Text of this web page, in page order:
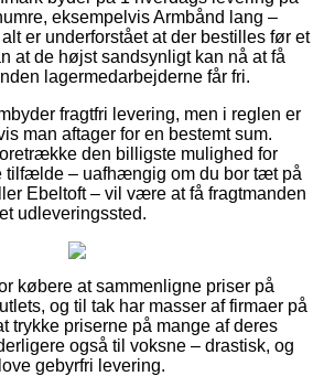
eksempelvis Armbånd lang –
er underforstået at der bestilles før et
at de højst sandsynligt kan nå at få
lagermedarbejderne får fri.
fragtfri levering, men i reglen er
man aftager for en bestemt sum.
den billigste mulighed for
tilfælde – uafhængig om du bor tæt på
Ebeltoft – vil være at få fragtmanden
udleveringssted.
købere at sammenligne priser på
og til tak har masser af firmaer på
trykke priserne på mange af deres
også til voksne – drastisk, og
gebyrfri levering.